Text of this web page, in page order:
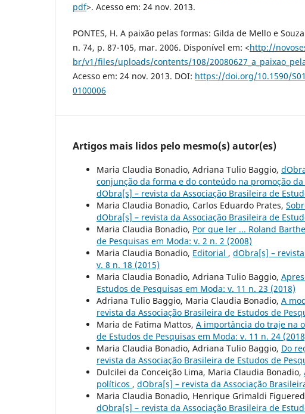
pdf>. Acesso em: 24 nov. 2013.
PONTES, H. A paixão pelas formas: Gilda de Mello e
n. 74, p. 87-105, mar. 2006. Disponível em: <http://
br/v1/files/uploads/contents/108/
Acesso em: 24 nov. 2013. DOI: https://doi.org/10.1590/
0100006
Artigos mais lidos pelo mesmo(s) autor(es)
Maria Claudia Bonadio, Adriana Tulio Baggio,
conjunção da forma e do conteúdo na promoção
dObra[s] – revista da Associação Brasileira de
Maria Claudia Bonadio, Carlos Eduardo Prates,
dObra[s] – revista da Associação Brasileira de
Maria Claudia Bonadio, Por que ler ... Roland
de Pesquisas em Moda: v. 2 n. 2 (2008)
Maria Claudia Bonadio, Editorial , dObra[s] –
v. 8 n. 18 (2015)
Maria Claudia Bonadio, Adriana Tulio Baggio,
Estudos de Pesquisas em Moda: v. 11 n. 23 (2018)
Adriana Tulio Baggio, Maria Claudia Bonadio, A
revista da Associação Brasileira de Estudos de
Maria de Fatima Mattos, A importância do traje na
de Estudos de Pesquisas em Moda: v. 11 n. 24
Maria Claudia Bonadio, Adriana Tulio Baggio, Do
revista da Associação Brasileira de Estudos de
Dulcilei da Conceição Lima, Maria Claudia Bonadio,
políticos , dObra[s] – revista da Associação
Maria Claudia Bonadio, Henrique Grimaldi
dObra[s] – revista da Associação Brasileira de